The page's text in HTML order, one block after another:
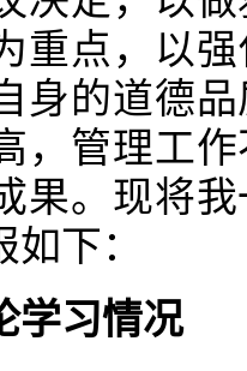
重点，以
身的道德
，管理工
果。现将
下：
学习情况